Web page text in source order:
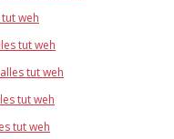
weh
tut weh
tut weh
tut weh
tut weh